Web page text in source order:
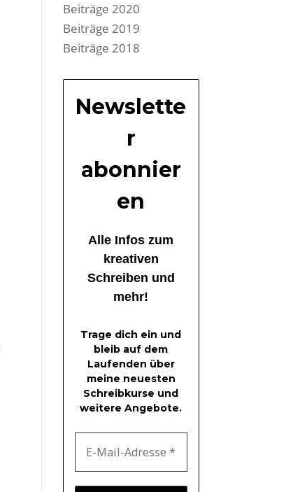
Beiträge 2020
Beiträge 2019
Beiträge 2018
Newslette
r
abonnier
en
Alle Infos zum
kreativen
Schreiben und
mehr!
Trage dich ein und
bleib auf dem
Laufenden über
meine neuesten
Schreibkurse und
weitere Angebote.